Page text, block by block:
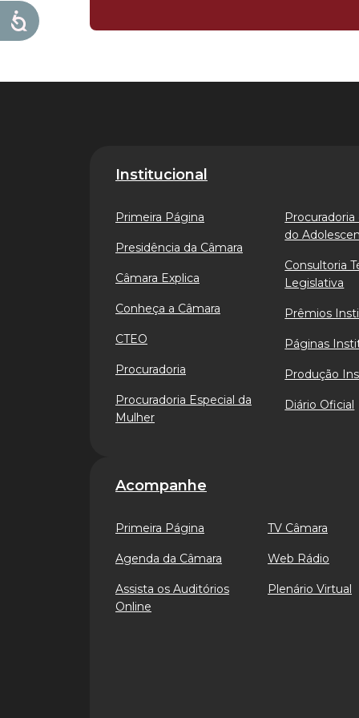
Institucional
Primeira Página
Presidência da Câmara
Câmara Explica
Conheça a Câmara
CTEO
Procuradoria
Procuradoria Especial da
Mulher
Procuradoria
do
Consultoria
Legislativa
Prêmios
Páginas
Produção
Diário Oficial
Acompanhe
Primeira Página
Agenda da Câmara
Assista os Auditórios
Online
TV Câmara
Web Rádio
Plenário Virtual